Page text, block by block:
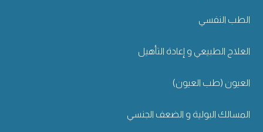
الطب النفسي
العلاج الطبيعي و إعادة التأهيل
العيون (طب العيون)
المسالك البولية و الضعف الجنسي